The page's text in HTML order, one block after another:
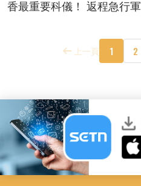
香最重要科儀！ 返程急行軍
上一頁 1 2